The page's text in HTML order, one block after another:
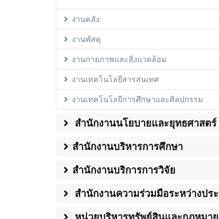
งานคลัง
งานพัสดุ
งานกายภาพและสิ่งแวดล้อม
งานเทคโนโลยีสารสนเทศ
งานเทคโนโลยีการศึกษาและศิลปกรรม
สำนักงานนโยบายและยุทธศาสตร์
สำนักงานบริหารการศึกษา
สำนักงานบริการการวิจัย
สำนักงานความร่วมมือระหว่างปร